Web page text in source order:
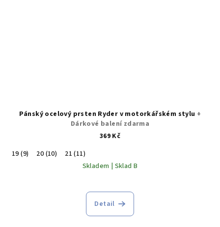
Pánský ocelový prsten Ryder v motorkářském stylu +
Dárkové balení zdarma
369 Kč
19 (9)
20 (10)
21 (11)
Skladem | Sklad B
Detail